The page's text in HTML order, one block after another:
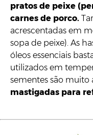
pratos de peixe
carnes de porco.
acrescentadas em
sopa de peixe). As
óleos essenciais
utilizados em
sementes são muito
mastigadas para